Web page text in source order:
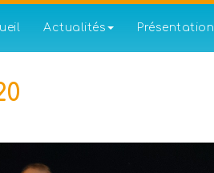
Actualités Présentation